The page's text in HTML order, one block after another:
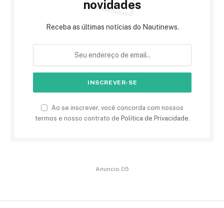
novidades
Receba as últimas notícias do Nautinews.
Ao se inscrever, você concorda com nossos
termos e nosso contrato de Política de Privacidade
Anuncio 05